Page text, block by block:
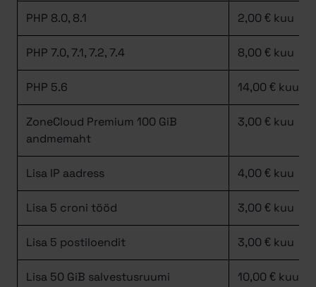
PHP 8.0, 8.1 2,00 € kuu
PHP 7.0, 7.1, 7.2, 7.4 8,00 € kuu
PHP 5.6 14,00 € kuu
ZoneCloud Premium 100 GiB
andmemaht
3,00 € kuu
Lisa IP aadress 4,00 € kuu
Lisa 5 croni tööd 3,00 € kuu
Lisa 5 postiloendit 3,00 € kuu
Lisa 50 GiB salvestusruumi 10,00 € kuu